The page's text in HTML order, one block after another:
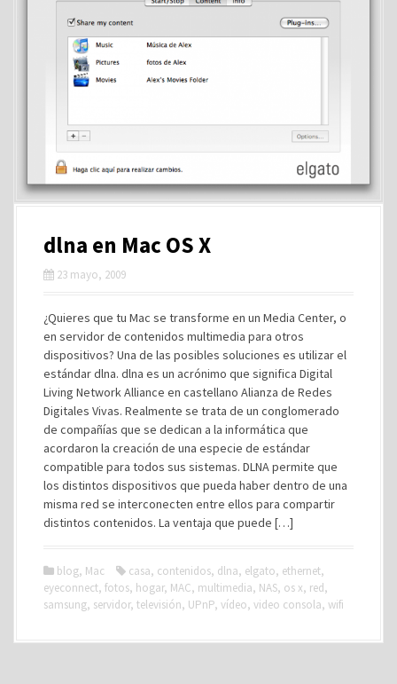
dlna en Mac OS X
23 mayo, 2009
¿Quieres que tu Mac se transforme en un Media Center, o
en servidor de contenidos multimedia para otros
dispositivos? Una de las posibles soluciones es utilizar el
estándar dlna. dlna es un acrónimo que significa Digital
Living Network Alliance en castellano Alianza de Redes
Digitales Vivas. Realmente se trata de un conglomerado
de compañías que se dedican a la informática que
acordaron la creación de una especie de estándar
compatible para todos sus sistemas. DLNA permite que
los distintos dispositivos que pueda haber dentro de una
misma red se interconecten entre ellos para compartir
distintos contenidos. La ventaja que puede […]
blog, Mac casa, contenidos, dlna, elgato, ethernet,
eyeconnect, fotos, hogar, MAC, multimedia, NAS, os x, red,
samsung, servidor, televisión, UPnP, vídeo, video consola, wifi